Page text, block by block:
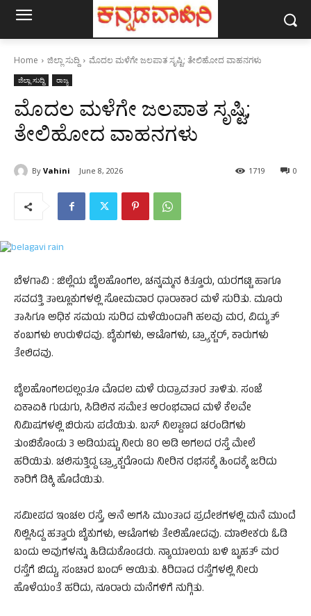
Home ಜಿಲ್ಲಾ ಸುದ್ದಿ ಮೊದಲ ಮಳೆಗೇ ಜಲಪಾತ ಸೃಷ್ಟಿ; ತೇಲಿಹೋದ ವಾಹನಗಳು
ಜಿಲ್ಲಾ ಸುದ್ದಿ ರಾಜ್ಯ
ಮೊದಲ ಮಳೆಗೇ ಜಲಪಾತ ಸೃಷ್ಟಿ;
ತೇಲಿಹೋದ ವಾಹನಗಳು
By Vahini June 8, 2026 0
1719
ಬೆಳಗಾವಿ : ಜಿಲ್ಲೆಯ ಬೈಲಹೊಂಗಲ, ಚನ್ನಮ್ಮನ ಕಿತ್ತೂರು, ಯರಗಟ್ಟಿ ಹಾಗೂ
ಸವದತ್ತಿ ತಾಲ್ಲೂಕುಗಳಲ್ಲಿ ಸೋಮವಾರ ಧಾರಾಕಾರ ಮಳೆ ಸುರಿತು. ಮೂರು
ತಾಸಿಗೂ ಅಧಿಕ ಸಮಯ ಸುರಿದ ಮಳೆಯಿಂದಾಗಿ ಹಲವು ಮರ, ವಿದ್ಯುತ್‌
ಕಂಬಗಳು ಉರುಳಿದವು. ಬೈಕುಗಳು, ಆಟೊಗಳು, ಟ್ರ್ಯಾಕ್ಟರ್‌, ಕಾರುಗಳು
ತೇಲಿದವು.
ಬೈಲಹೊಂಗಲದಲ್ಲಂತೂ ಮೊದಲ ಮಳೆ ರುದ್ರಾವತಾರ ತಾಳಿತು. ಸಂಜೆ
ಏಕಾಏಕಿ ಗುಡುಗು, ಸಿಡಿಲಿನ ಸಮೇತ ಆರಂಭವಾದ ಮಳೆ ಕೆಲವೇ
ನಿಮಿಷಗಳಲ್ಲಿ ಬಿರುಸು ಪಡೆಯಿತು. ಬಸ್‌ ನಿಲ್ದಾಣದ ಚರಂಡಿಗಳು
ತುಂಬಿಕೊಂಡು 3 ಅಡಿಯಷ್ಟು ನೀರು 80 ಅಡಿ ಅಗಲದ ರಸ್ತೆ ಮೇಲೆ
ಹರಿಯಿತು. ಚಲಿಸುತ್ತಿದ್ದ ಟ್ರ್ಯಾಕ್ಟರೊಂದು ನೀರಿನ ರಭಸಕ್ಕೆ ಹಿಂದಕ್ಕೆ ಜರಿದು
ಕಾರಿಗೆ ಡಿಕ್ಕಿ ಹೊಡೆಯಿತು.
ಸಮೀಪದ ಇಂಚಲ ರಸ್ತೆ, ಆನೆ ಅಗಸಿ ಮುಂತಾದ ಪ್ರದೇಶಗಳಲ್ಲಿ ಮನೆ ಮುಂದೆ
ನಿಲ್ಲಿಸಿದ್ದ ಹತ್ತಾರು ಬೈಕುಗಳು, ಆಟೊಗಳು ತೇಲಿಹೋದವು. ಮಾಲೀಕರು ಓಡಿ
ಬಂದು ಅವುಗಳನ್ನು ಹಿಡಿದುಕೊಂಡರು. ನ್ಯಾಯಾಲಯ ಬಳಿ ಬೃಹತ್‌ ಮರ
ರಸ್ತೆಗೆ ಬಿದ್ದು, ಸಂಚಾರ ಬಂದ್‌ ಆಯಿತು. ಕಿರಿದಾದ ರಸ್ತೆಗಳಲ್ಲಿ ನೀರು
ಹೊಳೆಯಂತೆ ಹರಿದು, ನೂರಾರು ಮನೆಗಳಿಗೆ ನುಗ್ಗಿತು.